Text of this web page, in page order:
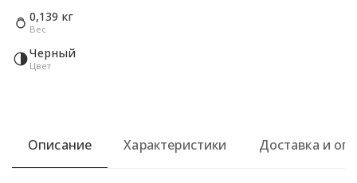
0,139 кг
Вес
Черный
Цвет
Описание Характеристики Доставка и